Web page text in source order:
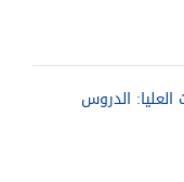
الدروس